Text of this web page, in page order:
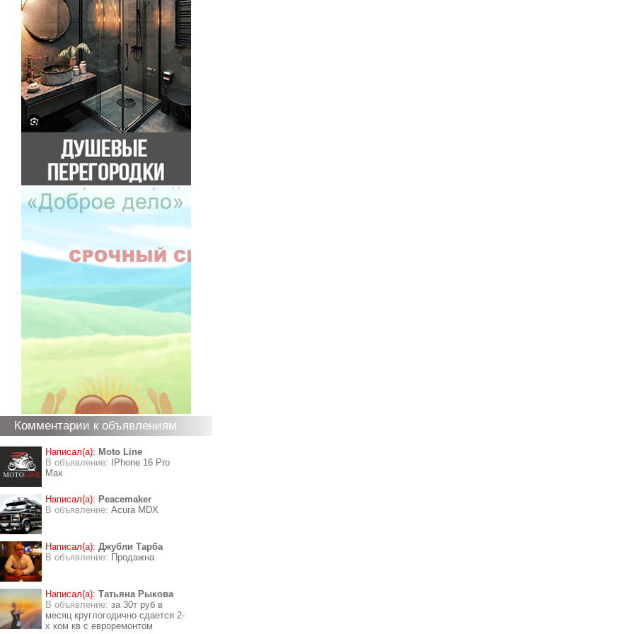
Комментарии к объявлениям
Написал(а): Moto Line
В объявление:
IPhone 16 Pro
Max
Написал(а): Peacemaker
В объявление: Acura MDX
Написал(а): Джубли Тарба
В объявление: Продажна
Написал(а): Татьяна Рыкова
В объявление: за 30т руб в
месяц круглогодично сдается 2-
х ком кв с евроремонтом